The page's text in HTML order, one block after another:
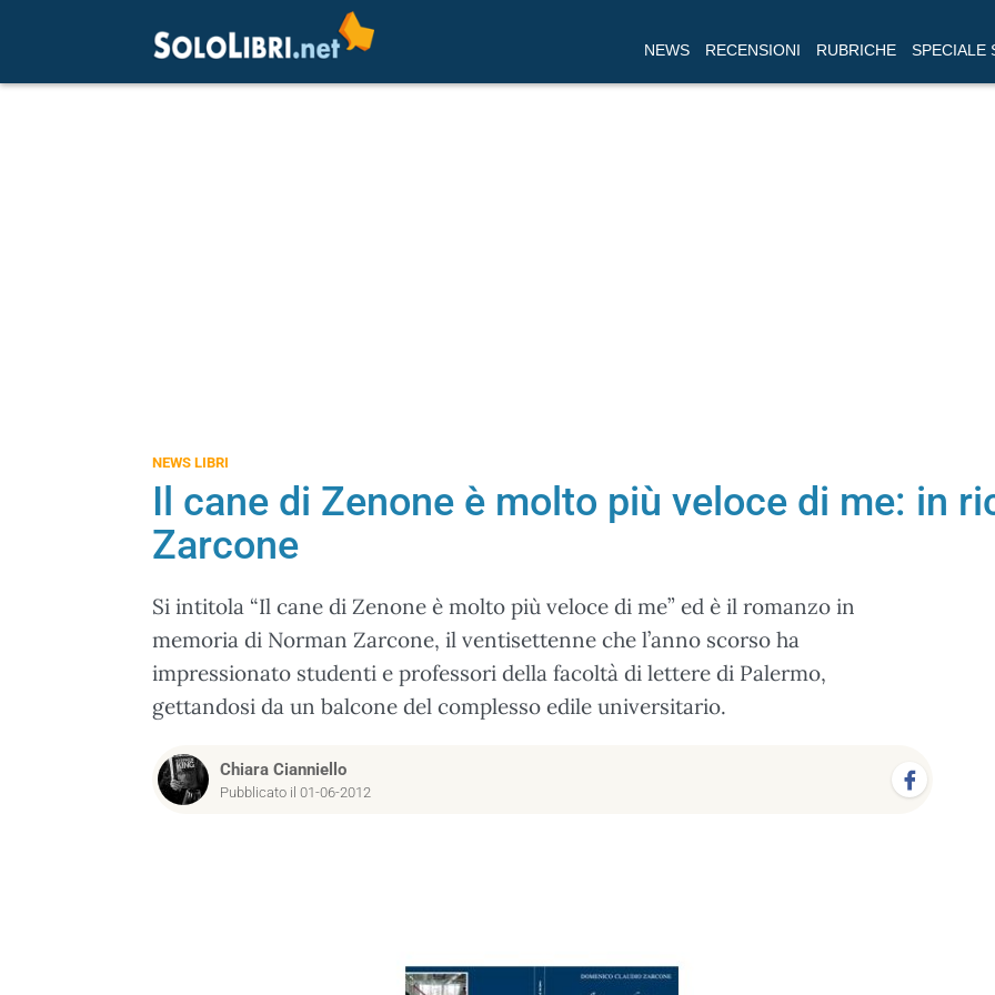
NEWS RECENSIONI RUBRICHE SPECIALE
NEWS LIBRI
Il cane di Zenone è molto più veloce di me: in
Zarcone
Si intitola “Il cane di Zenone è molto più veloce di me” ed è il romanzo in
memoria di Norman Zarcone, il ventisettenne che l’anno scorso ha
impressionato studenti e professori della facoltà di lettere di Palermo,
gettandosi da un balcone del complesso edile universitario.
Chiara Cianniello
Pubblicato il 01-06-2012